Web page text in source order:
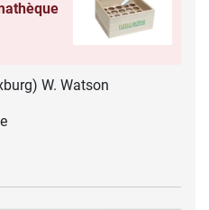
W. Watson